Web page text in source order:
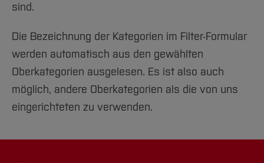
sind.
Die Bezeichnung der Kategorien im Filter-Formular
werden automatisch aus den gewählten
Oberkategorien ausgelesen. Es ist also auch
möglich, andere Oberkategorien als die von uns
eingerichteten zu verwenden.